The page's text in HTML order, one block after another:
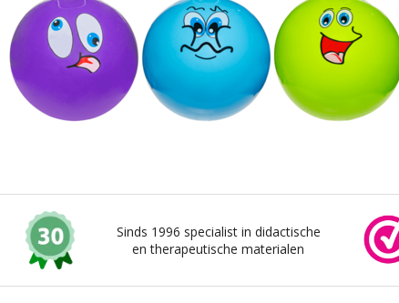
Sinds 1996 specialist in didactische
en therapeutische materialen